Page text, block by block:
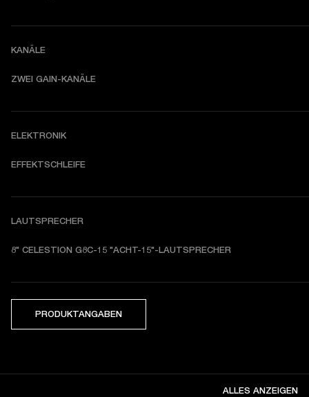
KANÄLE
ZWEI GAIN-KANÄLE
ELEKTRONIK
EFFEKTSCHLEIFE
LAUTSPRECHER
8" CELESTION G8C-15 "ACHT-15"-LAUTSPRECHER
PRODUKTANGABEN
ALLES ANZEIGEN